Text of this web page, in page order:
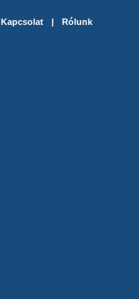
Kapcsolat |
Rólunk